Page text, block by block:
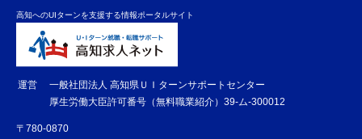
高知へのUIターンを支援する情報ポータルサイト
運営
一般社団法人 高知県ＵＩターンサポートセンター
厚生労働大臣許可番号（無料職業紹介）39-ム-300012
〒780-0870